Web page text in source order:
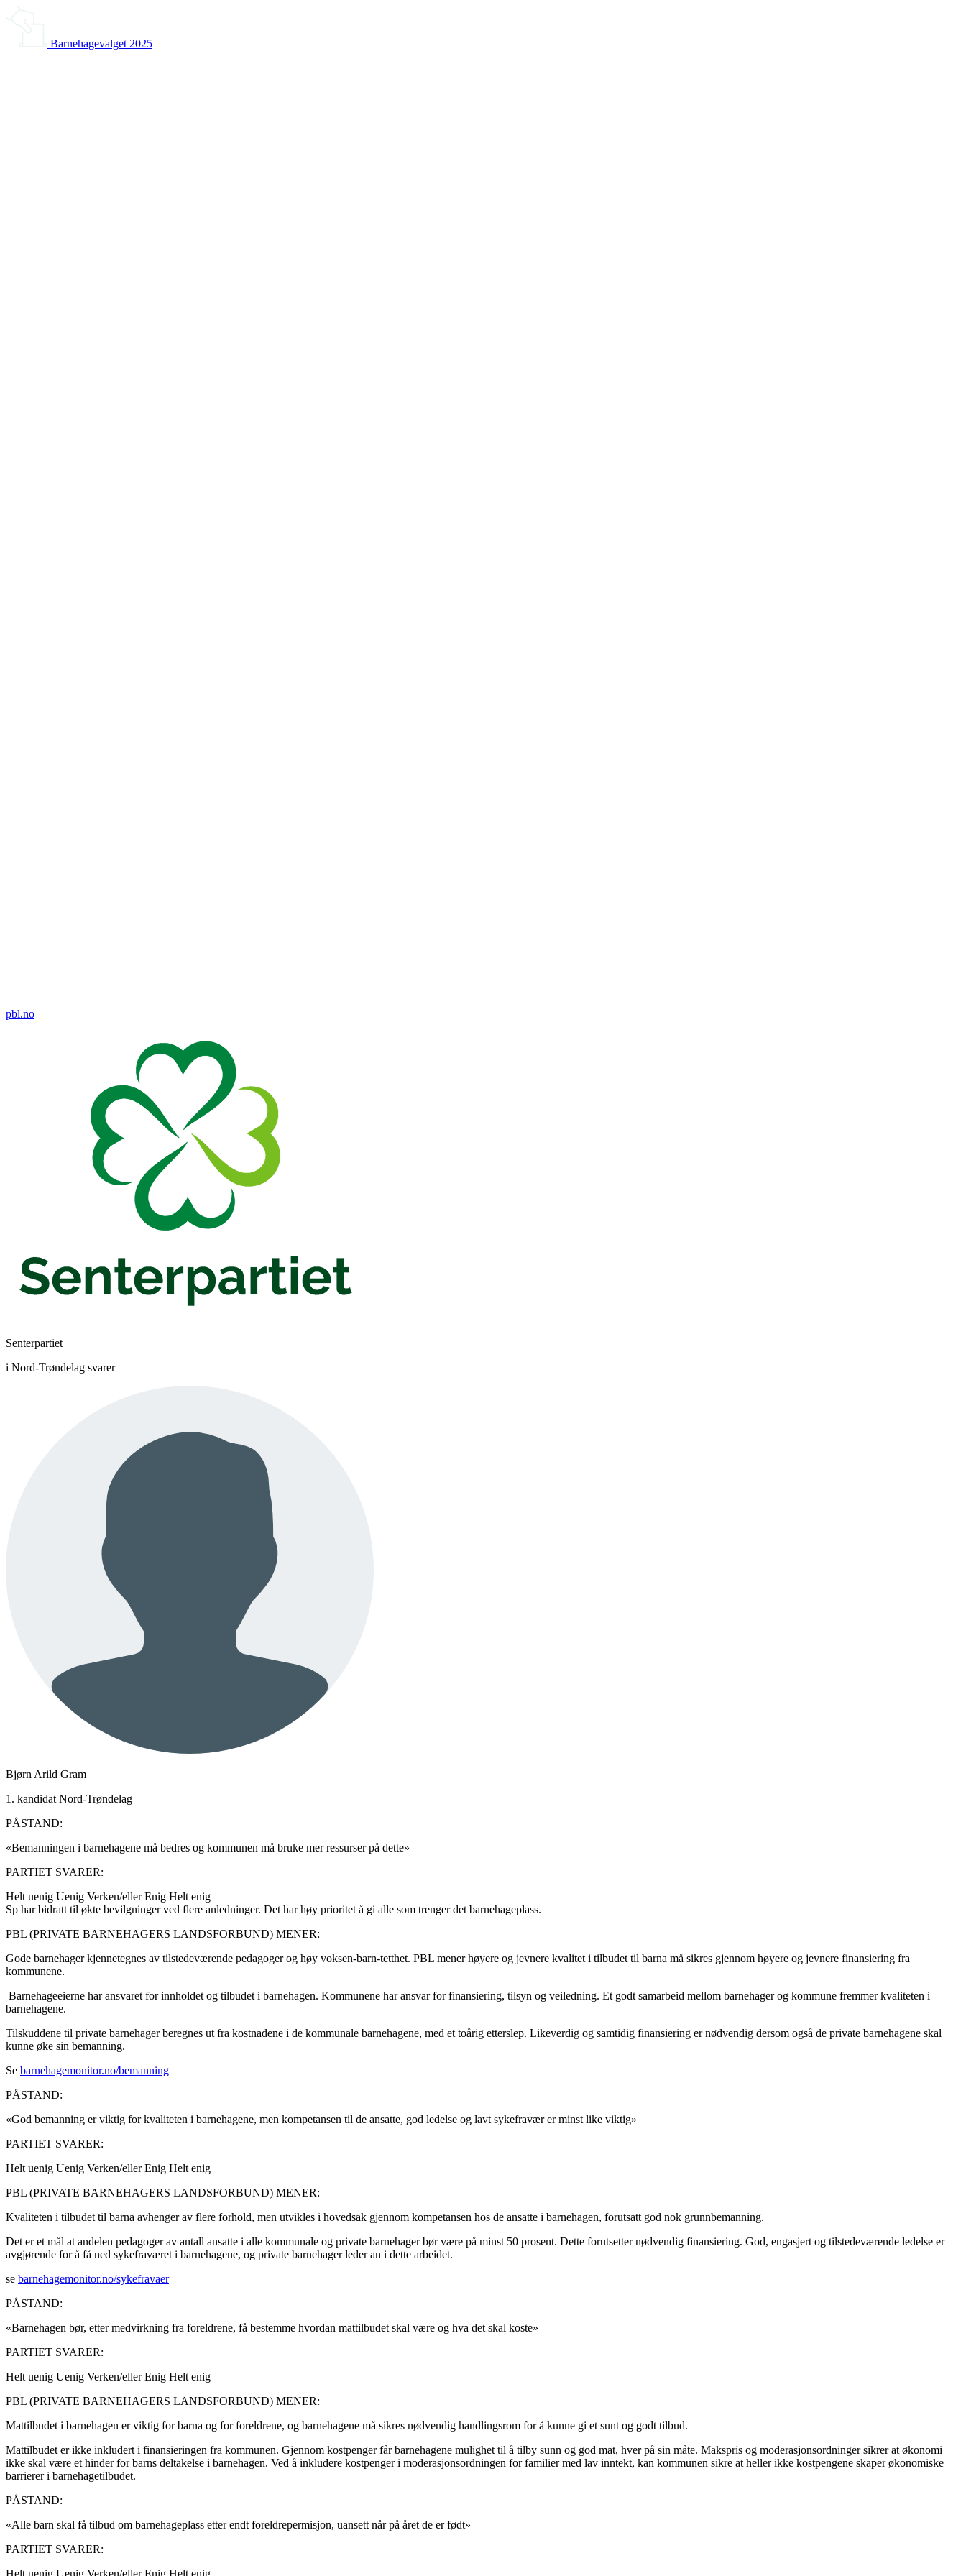
Barnehagevalget 2025
pbl.no
Senterpartiet
i Nord-Trøndelag svarer
Bjørn Arild Gram
1. kandidat Nord-Trøndelag
PÅSTAND:
«Bemanningen i barnehagene må bedres og kommunen må bruke mer ressurser på dette»
PARTIET SVARER:
Helt uenig Uenig Verken/ellerEnig Helt enig
Sp har bidratt til økte bevilgninger ved flere anledninger. Det har høy prioritet å gi alle som trenger det barnehageplass.
PBL (PRIVATE BARNEHAGERS LANDSFORBUND) MENER:
Gode barnehager kjennetegnes av tilstedeværende pedagoger og høy voksen-barn-tetthet. PBL mener høyere og jevnere kvalitet i tilbudet til barna må sikres gjennom høyere og jevnere finansiering fra
kommunene.
Barnehageeierne har ansvaret for innholdet og tilbudet i barnehagen. Kommunene har ansvar for finansiering, tilsyn og veiledning. Et godt samarbeid mellom barnehager og kommune fremmer kvaliteten i
barnehagene.
Tilskuddene til private barnehager beregnes ut fra kostnadene i de kommunale barnehagene, med et toårig etterslep. Likeverdig og samtidig finansiering er nødvendig dersom også de private barnehagene skal
kunne øke sin bemanning.
Se barnehagemonitor.no/bemanning
PÅSTAND:
«God bemanning er viktig for kvaliteten i barnehagene, men kompetansen til de ansatte, god ledelse og lavt sykefravær er minst like viktig»
PARTIET SVARER:
Helt uenig Uenig Verken/ellerEnig Helt enig
PBL (PRIVATE BARNEHAGERS LANDSFORBUND) MENER:
Kvaliteten i tilbudet til barna avhenger av flere forhold, men utvikles i hovedsak gjennom kompetansen hos de ansatte i barnehagen, forutsatt god nok grunnbemanning.
Det er et mål at andelen pedagoger av antall ansatte i alle kommunale og private barnehager bør være på minst 50 prosent. Dette forutsetter nødvendig finansiering. God, engasjert og tilstedeværende ledelse er
avgjørende for å få ned sykefraværet i barnehagene, og private barnehager leder an i dette arbeidet.
se barnehagemonitor.no/sykefravaer
PÅSTAND:
«Barnehagen bør, etter medvirkning fra foreldrene, få bestemme hvordan mattilbudet skal være og hva det skal koste»
PARTIET SVARER:
Helt uenig Uenig Verken/ellerEnig Helt enig
PBL (PRIVATE BARNEHAGERS LANDSFORBUND) MENER:
Mattilbudet i barnehagen er viktig for barna og for foreldrene, og barnehagene må sikres nødvendig handlingsrom for å kunne gi et sunt og godt tilbud.
Mattilbudet er ikke inkludert i finansieringen fra kommunen. Gjennom kostpenger får barnehagene mulighet til å tilby sunn og god mat, hver på sin måte. Makspris og moderasjonsordninger sikrer at økonomi
ikke skal være et hinder for barns deltakelse i barnehagen. Ved å inkludere kostpenger i moderasjonsordningen for familier med lav inntekt, kan kommunen sikre at heller ikke kostpengene skaper økonomiske
barrierer i barnehagetilbudet.
PÅSTAND:
«Alle barn skal få tilbud om barnehageplass etter endt foreldrepermisjon, uansett når på året de er født»
PARTIET SVARER:
Helt uenig Uenig Verken/ellerEnig Helt enig